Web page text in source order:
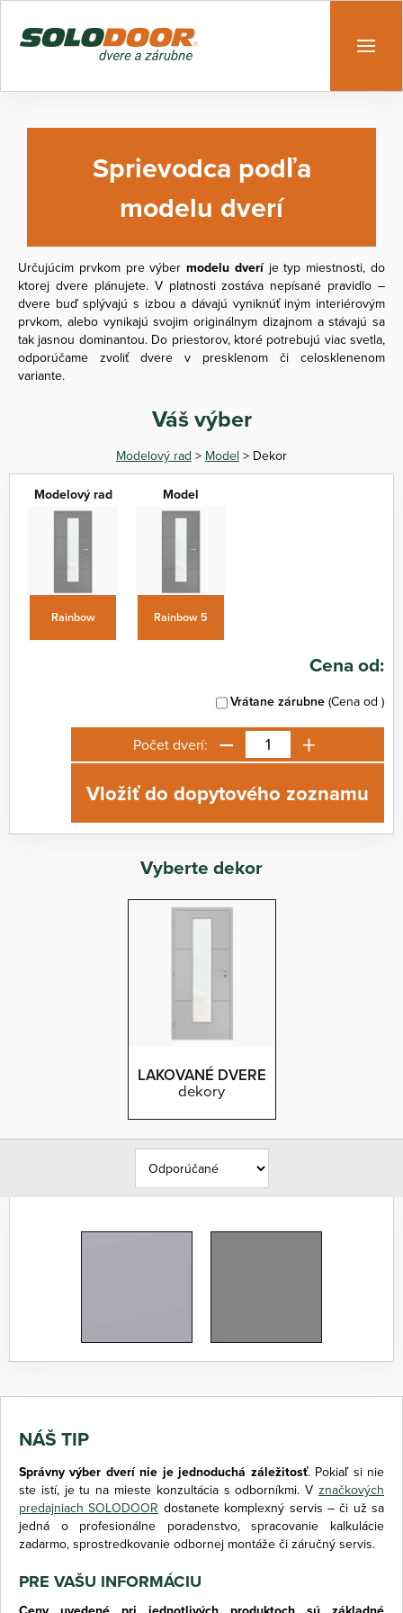
Sprievodca podľa
modelu dverí
Určujúcim prvkom pre výbermodelu dveríje typ miestnosti, do
ktorej dvere plánujete. V platnosti zostáva nepísané pravidlo –
dvere buď splývajú s izbou a dávajú vyniknúť iným interiérovým
prvkom, alebo vynikajú svojim originálnym dizajnom a stávajú sa
tak jasnou dominantou. Do priestorov, ktoré potrebujú viac svetla,
odporúčame zvoliť dvere v presklenom či celosklenenom
variante.
Váš výber
Modelový rad > Model > Dekor
Modelový rad
Rainbow
Model
Rainbow 5
Cena od:
Vrátane zárubne (Cena od )
Počet dverí: − +
Vložiť do dopytového zoznamu
Vyberte dekor
LAKOVANÉ DVERE
dekory
NÁŠ TIP
Správny výber dverí nie je jednoduchá záležitosť. Pokiaľ si nie
ste istí, je tu na mieste konzultácia s odborníkmi. V značkových
predajniach SOLODOOR dostanete komplexný servis – či už sa
jedná o profesionálne poradenstvo, spracovanie kalkulácie
zadarmo, sprostredkovanie odbornej montáže či záručný servis.
PRE VAŠU INFORMÁCIU